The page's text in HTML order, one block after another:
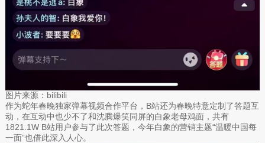
图片来源：bilibili
作为蛇年春晚独家弹幕视频合作平台，B站还为春晚特意定制了答题互
动，在互动中也少不了和沈腾爆笑同屏的白象老母鸡面，共有
1821.1W B站用户参与了此次答题，今年白象的营销主题“温暖中国每
一面”也借此深入人心。